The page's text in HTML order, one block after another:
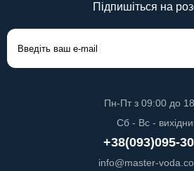
Підпишіться на
Пн-Пт з 09:00 до
Сб - Вс -
+38(093)095-
info@master-